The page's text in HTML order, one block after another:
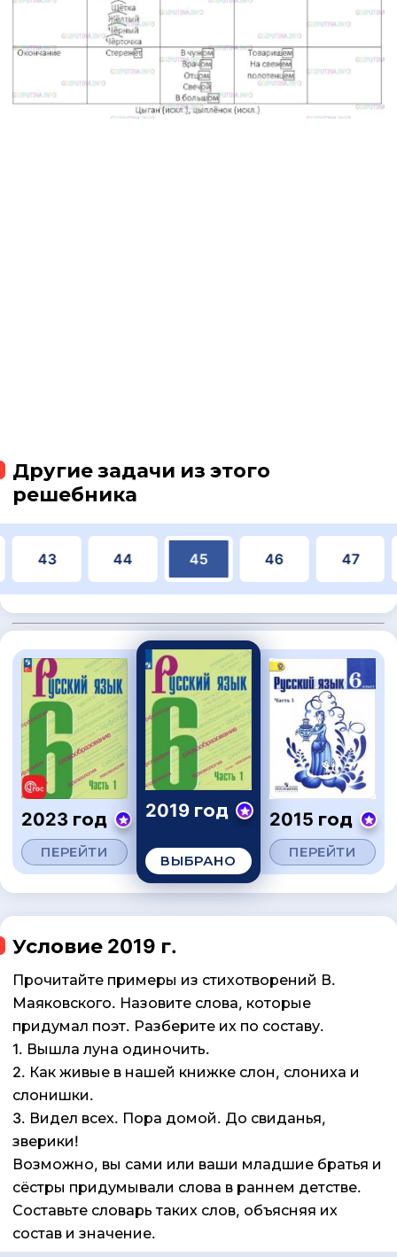
Другие задачи из этого
решебника
43 44 45 46 47
2023 год
ПЕРЕЙТИ
2019 год
ВЫБРАНО
2015 год
ПЕРЕЙТИ
Условие 2019 г.
Прочитайте примеры из стихотворений В.
Маяковского. Назовите слова, которые
придумал поэт. Разберите их по составу.
1. Вышла луна одиночить.
2. Как живые в нашей книжке слон, слониха и
слонишки.
3. Видел всех. Пора домой. До свиданья,
зверики!
Возможно, вы сами или ваши младшие братья и
сёстры придумывали слова в раннем детстве.
Составьте словарь таких слов, объясняя их
состав и значение.